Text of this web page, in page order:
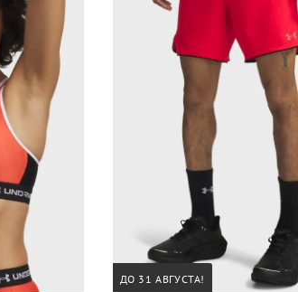
ДО 31 АВГУСТА!